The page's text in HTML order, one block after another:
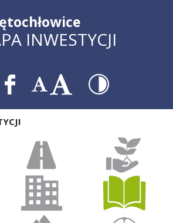
INWESTYCJI